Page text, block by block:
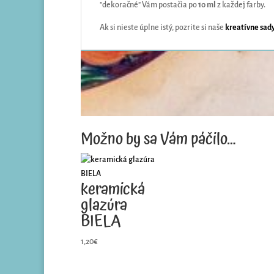
"dekoračné" Vám postačia po10 ml z každej farby.
Ak si nieste úplne istý, pozrite si naše kreatívne
Možno by sa Vám páčilo…
keramická
glazúra
BIELA
1,20€